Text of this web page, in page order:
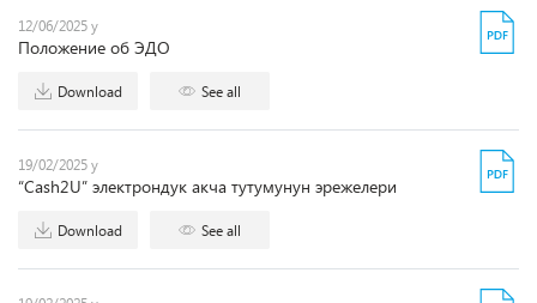
12/06/2025 y
Положение об ЭДО
Download See all
19/02/2025 y
“Cash2U” электрондук акча тутумунун эрежелери
Download See all